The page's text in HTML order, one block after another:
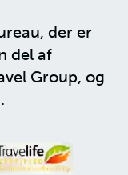
der er
del af
Group, og